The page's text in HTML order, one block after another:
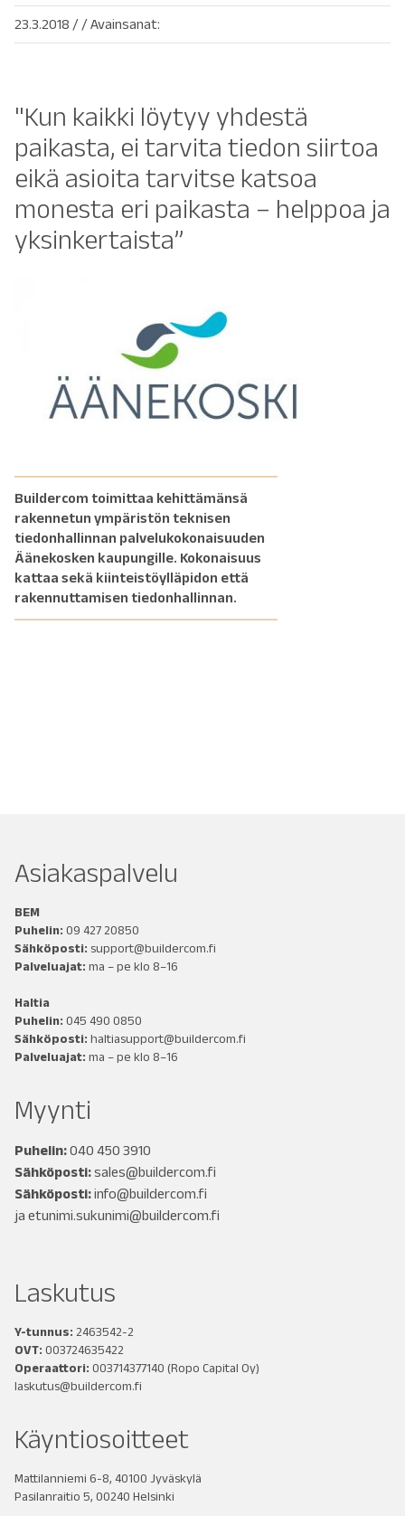
23.3.2018 / / Avainsanat:
"Kun kaikki löytyy yhdestä
paikasta, ei tarvita tiedon siirtoa
eikä asioita tarvitse katsoa
monesta eri paikasta – helppoa ja
yksinkertaista”
Buildercom toimittaa kehittämänsä
rakennetun ympäristön teknisen
tiedonhallinnan palvelukokonaisuuden
Äänekosken kaupungille. Kokonaisuus
kattaa sekä kiinteistöylläpidon että
rakennuttamisen tiedonhallinnan.
Asiakaspalvelu
BEM
Puhelin: 09 427 20850
Sähköposti: support@buildercom.fi
Palveluajat: ma – pe klo 8–16
Haltia
Puhelin: 045 490 0850
Sähköposti: haltiasupport@buildercom.fi
Palveluajat: ma – pe klo 8–16
Myynti
Puhelin:040 450 3910
Sähköposti:sales@buildercom.fi
Sähköposti:info@buildercom.fi
ja etunimi.sukunimi@buildercom.fi
Laskutus
Y-tunnus: 2463542-2
OVT: 003724635422
Operaattori: 003714377140 (Ropo Capital Oy)
laskutus@buildercom.fi
Käyntiosoitteet
Mattilanniemi 6-8, 40100 Jyväskylä
Pasilanraitio 5, 00240 Helsinki